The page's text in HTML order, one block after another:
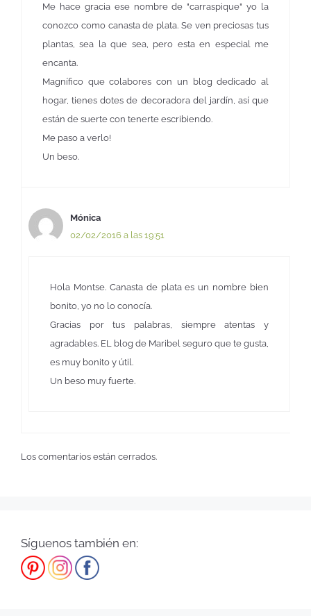
Me hace gracia ese nombre de "carraspique" yo la
conozco como canasta de plata. Se ven preciosas tus
plantas, sea la que sea, pero esta en especial me
encanta.
Magnífico que colabores con un blog dedicado al
hogar, tienes dotes de decoradora del jardín, así que
están de suerte con tenerte escribiendo.
Me paso a verlo!
Un beso.
Mónica
02/02/2016 a las 19:51
Hola Montse. Canasta de plata es un nombre bien
bonito, yo no lo conocía.
Gracias por tus palabras, siempre atentas y
agradables. EL blog de Maribel seguro que te gusta,
es muy bonito y útil.
Un beso muy fuerte.
Los comentarios están cerrados.
Síguenos también en: